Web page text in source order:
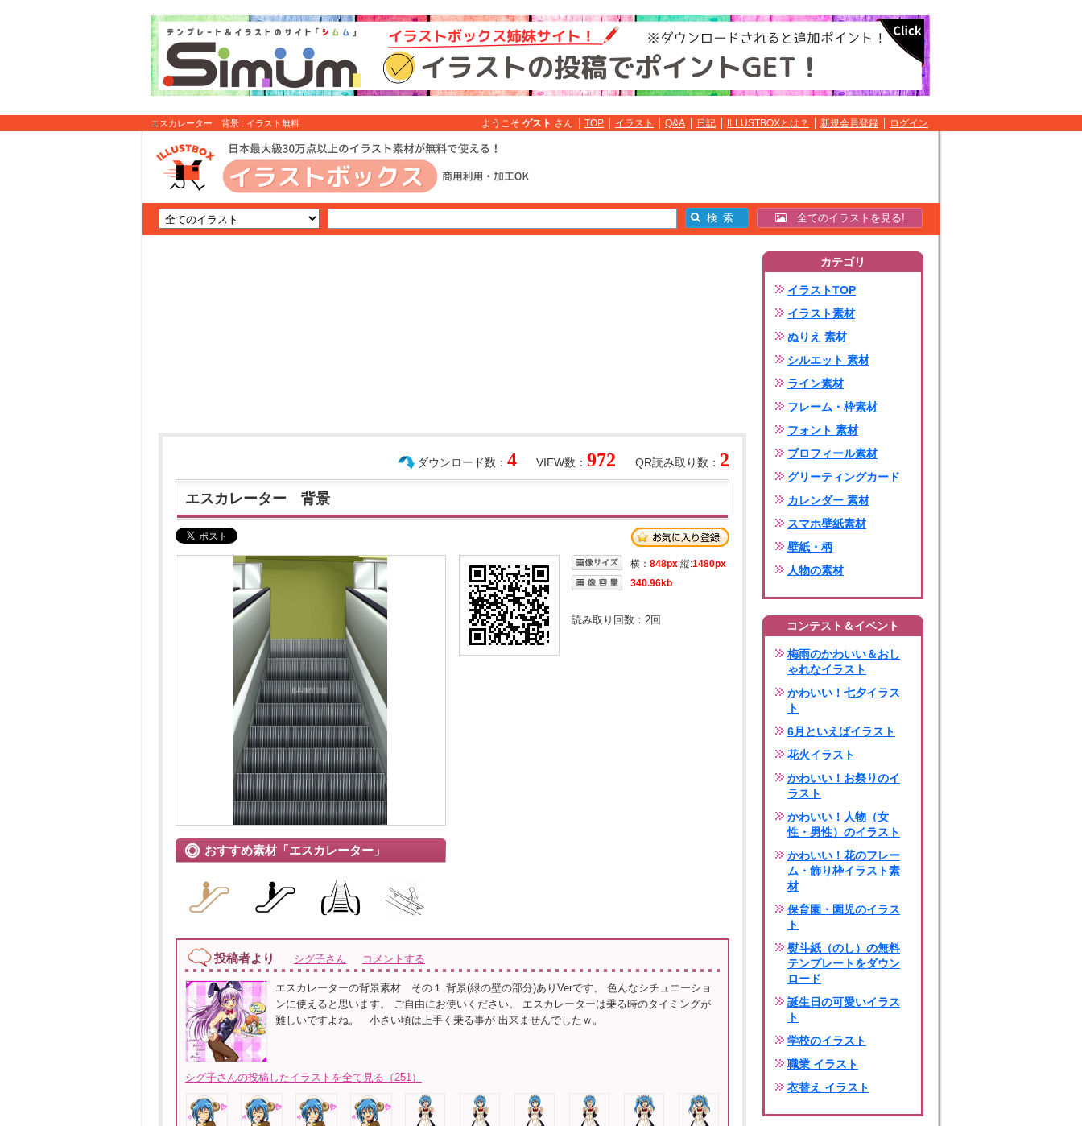
エスカレーター 背景 : イラスト無料 ようこそ ゲスト さん TOP イラスト Q&A 日記 ILLUSTBOXとは？ 新規会員登録 ログイン
全てのイラストを見る!
QR読み取り数： 2
VIEW数： 972
ダウンロード数： 4
エスカレーター 背景
おすすめ素材「エスカレーター」
横： 848px 縦:1480px
340.96kb
読み取り回数： 2回
投稿者より シグ子さん コメントする
エスカレーターの背景素材 その１ 背景(緑の壁の部分)ありVerです、 色んなシチュエーショ
ンに使えると思います。 ご自由にお使いください。 エスカレーターは乗る時のタイミングが
難しいですよね。 小さい頃は上手く乗る事が 出来ませんでしたｗ。
シグ子さんの投稿したイラストを全て見る（251）
カテゴリ
イラストTOP
イラスト素材
ぬりえ 素材
シルエット 素材
ライン素材
フレーム・枠素材
フォント 素材
プロフィール素材
グリーティングカード
カレンダー 素材
スマホ壁紙素材
壁紙・柄
人物の素材
コンテスト＆イベント
梅雨のかわいい＆おし
ゃれなイラスト
かわいい！七夕イラス
ト
6月といえばイラスト
花火イラスト
かわいい！お祭りのイ
ラスト
かわいい！人物（女
性・男性）のイラスト
かわいい！花のフレー
ム・飾り枠イラスト素
材
保育園・園児のイラス
ト
熨斗紙（のし）の無料
テンプレートをダウン
ロード
誕生日の可愛いイラス
ト
学校のイラスト
職業 イラスト
衣替え イラスト